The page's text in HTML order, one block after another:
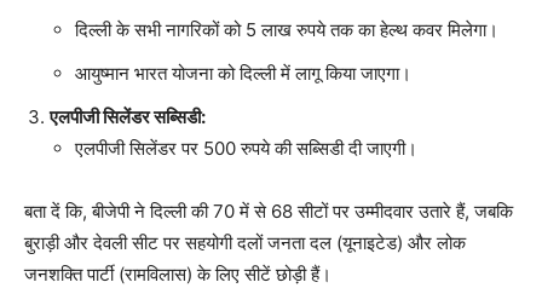
दिल्ली के सभी नागरिकों को 5 लाख रुपये तक का हेल्थ कवर मिलेगा।
आयुष्मान भारत योजना को दिल्ली में लागू किया जाएगा।
एलपीजी सिलेंडर सब्सिडी:
एलपीजी सिलेंडर पर 500 रुपये की सब्सिडी दी जाएगी।
बता दें कि, बीजेपी ने दिल्ली की 70 में से 68 सीटों पर उम्मीदवार उतारे हैं, जबकि
बुराड़ी और देवली सीट पर सहयोगी दलों जनता दल (यूनाइटेड) और लोक
जनशक्ति पार्टी (रामविलास) के लिए सीटें छोड़ी हैं।